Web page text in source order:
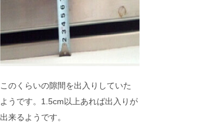
このくらいの隙間を出入りしていた
ようです。1.5cm以上あれば出入りが
出来るようです。